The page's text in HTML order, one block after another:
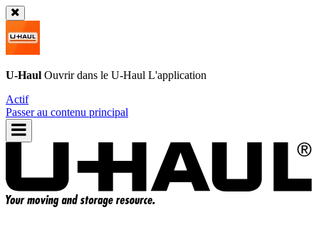
U-Haul Ouvrir dans le U-Haul L'application
Actif
Passer au contenu principal